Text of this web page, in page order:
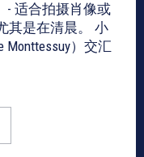
- 适合拍摄肖像或
其是在清晨。 小
）交汇